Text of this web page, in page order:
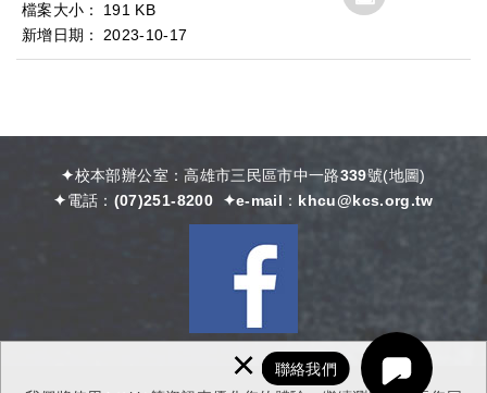
×
191 KB
2023 10 17
✦校本部辦公室：高雄市三民區市中一路339號(地圖)
✦電話： (07)251-8200✦e-mail： khcu@kcs.org.tw
聯絡我們